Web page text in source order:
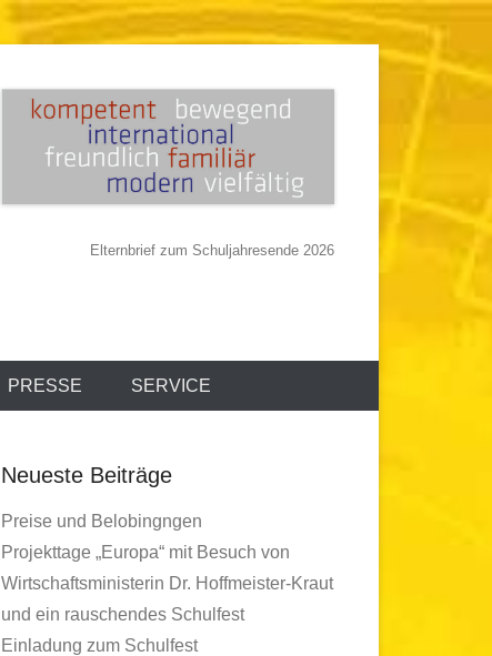
Elternbrief zum Schuljahresende 2026
PRESSE SERVICE
Neueste Beiträge
Preise und Belobingngen
Projekttage „Europa“ mit Besuch von
Wirtschaftsministerin Dr. Hoffmeister-Kraut
und ein rauschendes Schulfest
Einladung zum Schulfest